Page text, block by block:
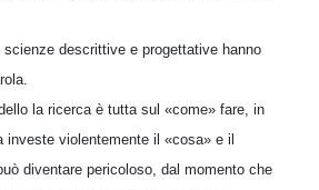
scienze descrittive e progettative hanno
la ricerca è tutta sul «come» fare, in
investe violentemente il «cosa» e il
diventare pericoloso, dal momento che